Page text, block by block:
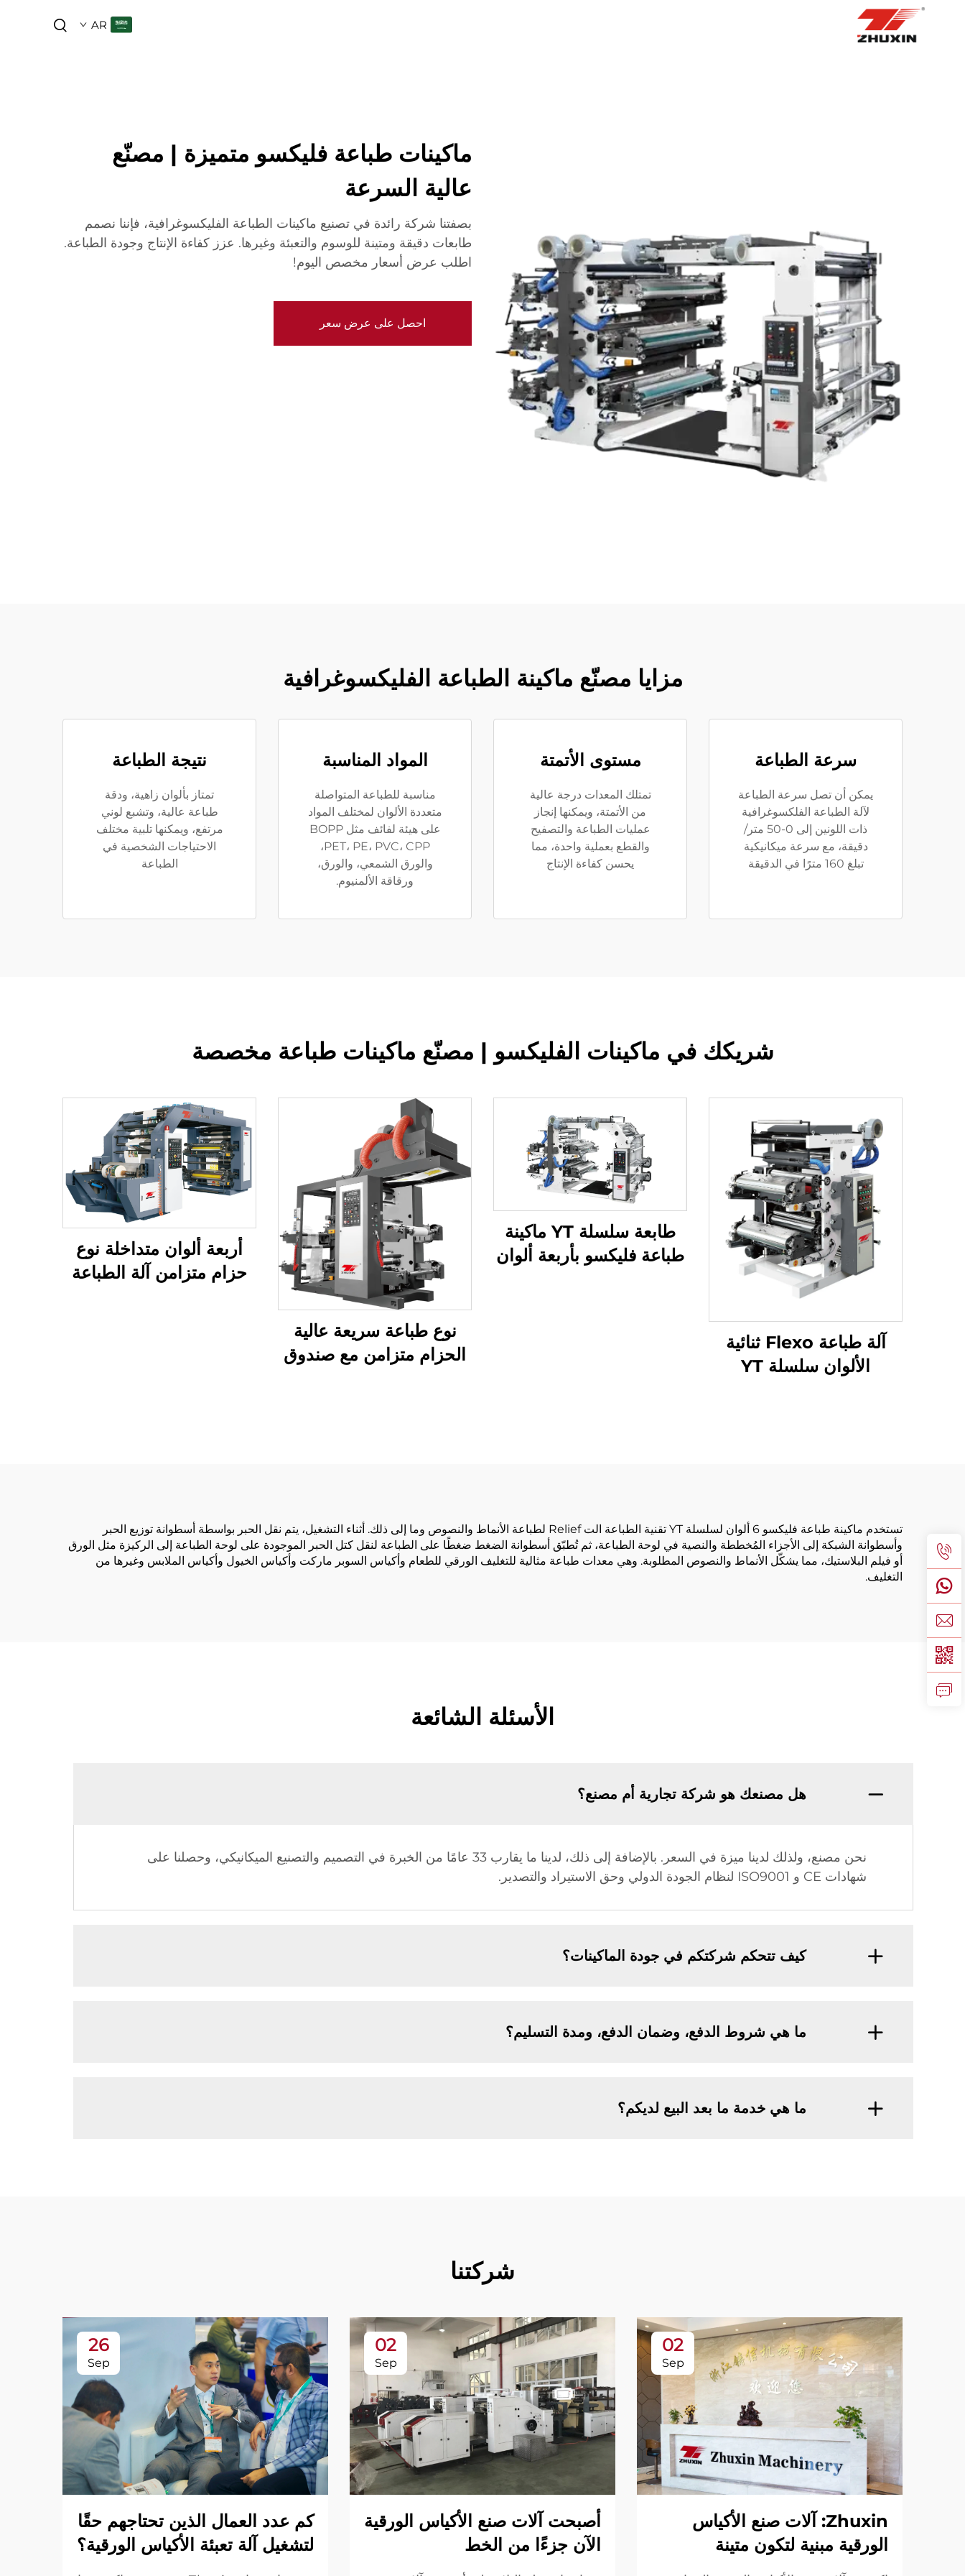
AR
ماكينات طباعة فليكسو متميزة | مصنّع
عالية السرعة
بصفتنا شركة رائدة في تصنيع ماكينات الطباعة الفليكسوغرافية، فإننا نصمم
طابعات دقيقة ومتينة للوسوم والتعبئة وغيرها. عزز كفاءة الإنتاج وجودة الطباعة.
اطلب عرض أسعار مخصص اليوم!
احصل على عرض سعر
مزايا مصنّع ماكينة الطباعة الفليكسوغرافية
سرعة الطباعة
يمكن أن تصل سرعة الطباعة
لآلة الطباعة الفلكسوغرافية
ذات اللونين إلى 0-50 متر/
دقيقة، مع سرعة ميكانيكية
تبلغ 160 مترًا في الدقيقة
مستوى الأتمتة
تمتلك المعدات درجة عالية
من الأتمتة، ويمكنها إنجاز
عمليات الطباعة والتصفيح
والقطع بعملية واحدة، مما
يحسن كفاءة الإنتاج
المواد المناسبة
مناسبة للطباعة المتواصلة
متعددة الألوان لمختلف المواد
على هيئة لفائف مثل BOPP
PET، PE، PVC، CPP،
والورق الشمعي، والورق،
ورقاقة الألمنيوم.
نتيجة الطباعة
تمتاز بألوان زاهية، ودقة
طباعة عالية، وتشبع لوني
مرتفع، ويمكنها تلبية مختلف
الاحتياجات الشخصية في
الطباعة
شريكك في ماكينات الفليكسو | مصنّع ماكينات طباعة مخصصة
آلة طباعة Flexo ثنائية
الألوان سلسلة YT
طابعة سلسلة YT ماكينة
طباعة فليكسو بأربعة ألوان
نوع طباعة سريعة عالية
الحزام متزامن مع صندوق
أربعة ألوان متداخلة نوع
حزام متزامن آلة الطباعة
تستخدم ماكينة طباعة فليكسو 6 ألوان لسلسلة YT تقنية الطباعة الت Relief لطباعة الأنماط والنصوص وما إلى ذلك. أثناء التشغيل، يتم نقل الحبر بواسطة أسطوانة توزيع الحبر
وأسطوانة الشبكة إلى الأجزاء المُخططة والنصية في لوحة الطباعة، ثم تُطبّق أسطوانة الضغط ضغطًا على الطباعة لنقل كتل الحبر الموجودة على لوحة الطباعة إلى الركيزة مثل الورق
أو فيلم البلاستيك، مما يشكّل الأنماط والنصوص المطلوبة. وهي معدات طباعة مثالية للتغليف الورقي للطعام وأكياس السوبر ماركت وأكياس الخيول وأكياس الملابس وغيرها من
التغليف.
الأسئلة الشائعة
هل مصنعك هو شركة تجارية أم مصنع؟
نحن مصنع، ولذلك لدينا ميزة في السعر. بالإضافة إلى ذلك، لدينا ما يقارب 33 عامًا من الخبرة في التصميم والتصنيع الميكانيكي، وحصلنا على
شهادات CE و ISO9001 لنظام الجودة الدولي وحق الاستيراد والتصدير.
كيف تتحكم شركتكم في جودة الماكينات؟
ما هي شروط الدفع، وضمان الدفع، ومدة التسليم؟
ما هي خدمة ما بعد البيع لديكم؟
شركتنا
02
Sep
Zhuxin: آلات صنع الأكياس
الورقية مبنية لتكون متينة
02
Sep
أصبحت آلات صنع الأكياس الورقية
الآن جزءًا من الخط
26
Sep
كم عدد العمال الذين تحتاجهم حقًا
لتشغيل آلة تعبئة الأكياس الورقية؟